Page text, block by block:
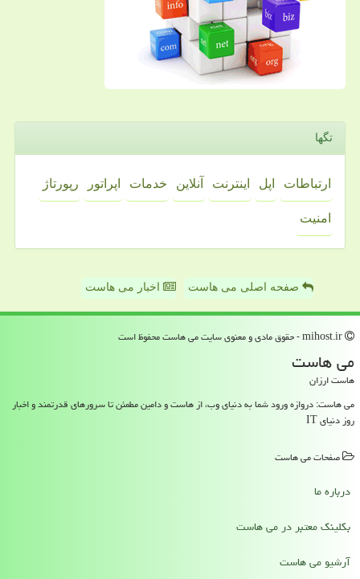
تگها
ارتباطات اپل اینترنت آنلاین خدمات اپراتور رپورتاژ
امنیت
صفحه اصلی می هاست اخبار می هاست
می هاست
هاست ارزان
می هاست: دروازه ورود شما به دنیای وب، از هاست و دامین مطمئن تا سرورهای قدرتمند و اخبار
روز دنیای IT
صفحات می هاست
درباره ما
بکلینک معتبر در می هاست
آرشیو می هاست